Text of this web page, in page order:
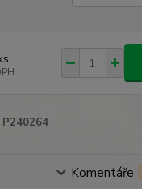
P240264
Komentáře